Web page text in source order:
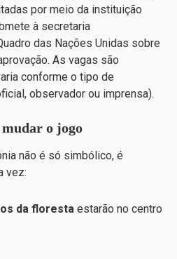
por meio da instituição
à secretaria
das Nações Unidas sobre
As vagas são
conforme o tipo de
observador ou imprensa).
mudar o jogo
não é só simbólico, é
vez:
da floresta estarão no centro